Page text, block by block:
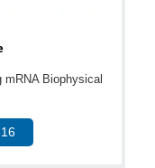
Biophysical